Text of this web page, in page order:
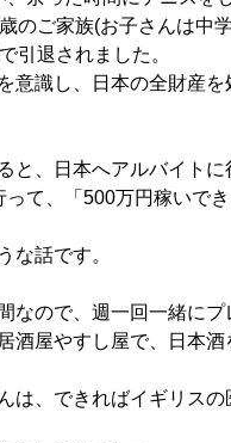
のご家族(お子さんは中
引退されました。
意識し、日本の全財産を
と、日本へアルバイトに
って、「500万円稼いで
な話です。
なので、週一回一緒にプ
酒屋やすし屋で、日本
は、できればイギリスの